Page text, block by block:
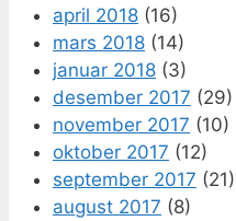
april 2018 (16)
mars 2018 (14)
januar 2018 (3)
desember 2017 (29)
november 2017 (10)
oktober 2017 (12)
september 2017 (21)
august 2017 (8)